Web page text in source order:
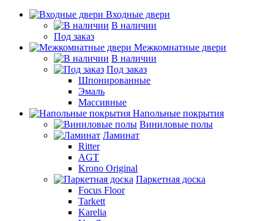
Входные двери
В наличии
Под заказ
Межкомнатные двери
В наличии
Под заказ
Шпонированные
Эмаль
Массивные
Напольные покрытия
Виниловые полы
Ламинат
Ritter
AGT
Krono Original
Паркетная доска
Focus Floor
Tarkett
Karelia